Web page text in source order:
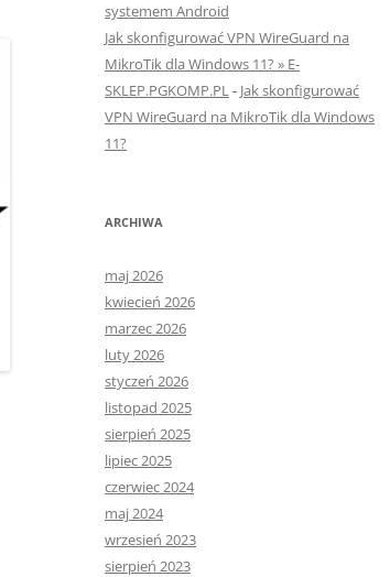
systemem Android
Jak skonfigurować VPN WireGuard na
MikroTik dla Windows 11? » E-
SKLEP.PGKOMP.PL- Jak skonfigurować
VPN WireGuard na MikroTik dla Windows
11?
ARCHIWA
maj 2026
kwiecień 2026
marzec 2026
luty 2026
styczeń 2026
listopad 2025
sierpień 2025
lipiec 2025
czerwiec 2024
maj 2024
wrzesień 2023
sierpień 2023